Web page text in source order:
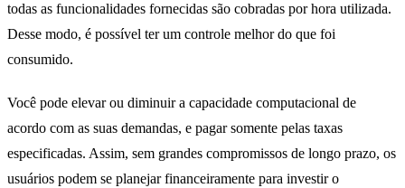
todas as funcionalidades fornecidas são cobradas por hora utilizada.
Desse modo, é possível ter um controle melhor do que foi
consumido.
Você pode elevar ou diminuir a capacidade computacional de
acordo com as suas demandas, e pagar somente pelas taxas
especificadas. Assim, sem grandes compromissos de longo prazo, os
usuários podem se planejar financeiramente para investir o